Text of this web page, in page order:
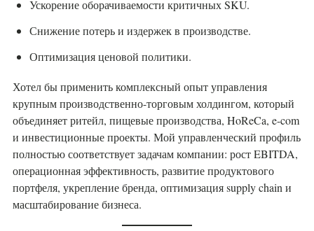
Ускорение оборачиваемости критичных SKU.
Снижение потерь и издержек в производстве.
Оптимизация ценовой политики.
Хотел бы применить комплексный опыт управления
крупным производственно-торговым холдингом, который
объединяет ритейл, пищевые производства, HoReCa, e-com
и инвестиционные проекты. Мой управленческий профиль
полностью соответствует задачам компании: рост EBITDA,
операционная эффективность, развитие продуктового
портфеля, укрепление бренда, оптимизация supply chain и
масштабирование бизнеса.